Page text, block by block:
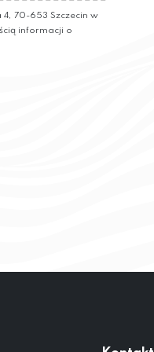
70-653 Szczecin w
informacji o